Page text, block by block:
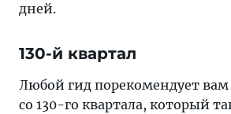
дней.
130-й квартал
Любой гид порекомендует вам
со 130-го квартала, который